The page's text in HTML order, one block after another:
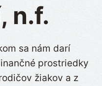
n.f.
sa nám darí
prostriedky
žiakov a z